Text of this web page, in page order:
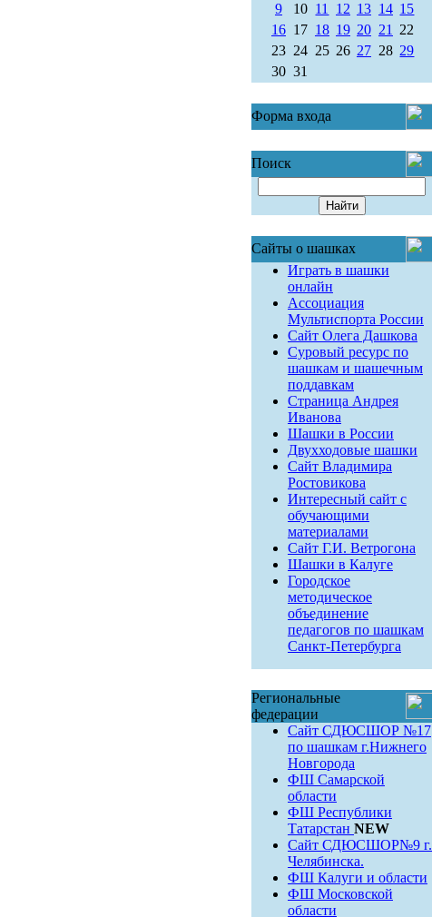
9
10 11 12 13 14 15
16 17 18 19 20 21
22
23 24 25 26 27 28 29
30 31
Форма входа
Поиск
Сайты о шашках
Играть в шашки
онлайн
Ассоциация
Мультиспорта России
Сайт Олега Дашкова
Суровый ресурс по
шашкам и шашечным
поддавкам
Страница Андрея
Иванова
Шашки в России
Двухходовые шашки
Сайт Владимира
Ростовикова
Интересный сайт с
обучающими
материалами
Сайт Г.И. Ветрогона
Шашки в Калуге
Городское
методическое
объединение
педагогов по шашкам
Санкт-Петербурга
Региональные
федерации
Сайт СДЮСШОР №17
по шашкам г.Нижнего
Новгорода
ФШ Самарской
области
ФШ Республики
Татарстан NEW
Сайт СДЮСШОР№9 г.
Челябинска.
ФШ Калуги и области
ФШ Московской
области